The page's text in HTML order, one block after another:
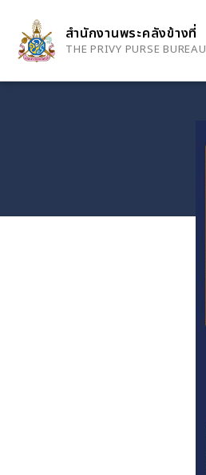
main
content
สำนักงานพระคลังข้างที่
THE PRIVY PURSE BUREAU